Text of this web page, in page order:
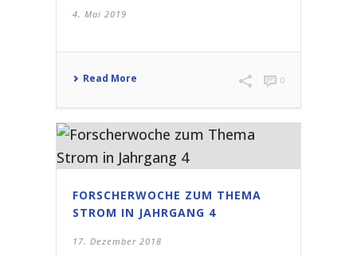
4. Mai 2019
Read More 0
FORSCHERWOCHE ZUM THEMA
STROM IN JAHRGANG 4
17. Dezember 2018